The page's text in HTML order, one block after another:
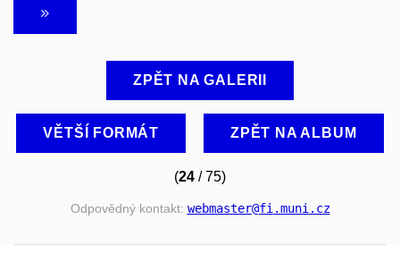
ZPĚT NA GALERII
VĚTŠÍ FORMÁT ZPĚT NA ALBUM
(24 / 75)
Odpovědný kontakt: webmaster@fi.muni.cz